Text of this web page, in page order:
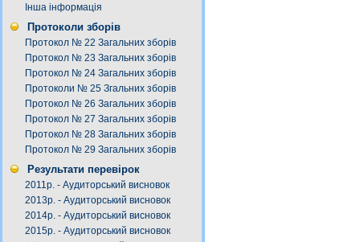
Інша інформація
Протоколи зборів
Протокол № 22 Загальних зборів
Протокол № 23 Загальних зборів
Протокол № 24 Загальних зборів
Протоколи № 25 Згальних зборів
Протокол № 26 Загальних зборів
Протокол № 27 Загальних зборів
Протокол № 28 Загальних зборів
Протокол № 29 Загальних зборів
Результати перевірок
2011р. - Аудиторський висновок
2013р. - Аудиторський висновок
2014р. - Аудиторський висновок
2015р. - Аудиторський висновок